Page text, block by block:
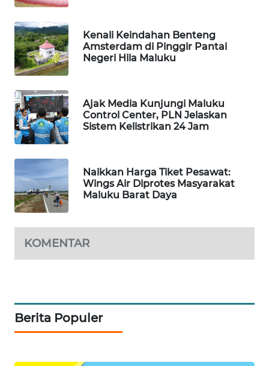
Kenali Keindahan Benteng
Amsterdam di Pinggir Pantai
Negeri Hila Maluku
Ajak Media Kunjungi Maluku
Control Center, PLN Jelaskan
Sistem Kelistrikan 24 Jam
Naikkan Harga Tiket Pesawat:
Wings Air Diprotes Masyarakat
Maluku Barat Daya
KOMENTAR
Berita Populer
NEWS
SITUNGIR
NEWS
NEWS
SIBARAGAS
NEWS
METRO
SIANTAR
NEWS
METRO
MEDAN
NEWS